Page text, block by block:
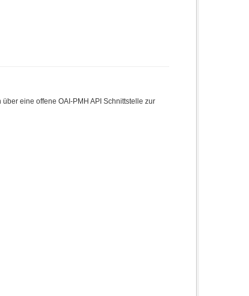
eine offene OAI-PMH API Schnittstelle zur